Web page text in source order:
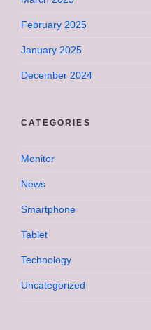
February 2025
January 2025
December 2024
CATEGORIES
Monitor
News
Smartphone
Tablet
Technology
Uncategorized